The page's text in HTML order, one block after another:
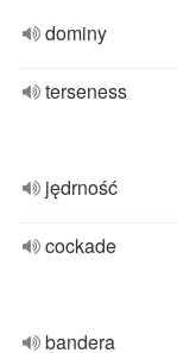
dominy
terseness
jędrność
cockade
bandera